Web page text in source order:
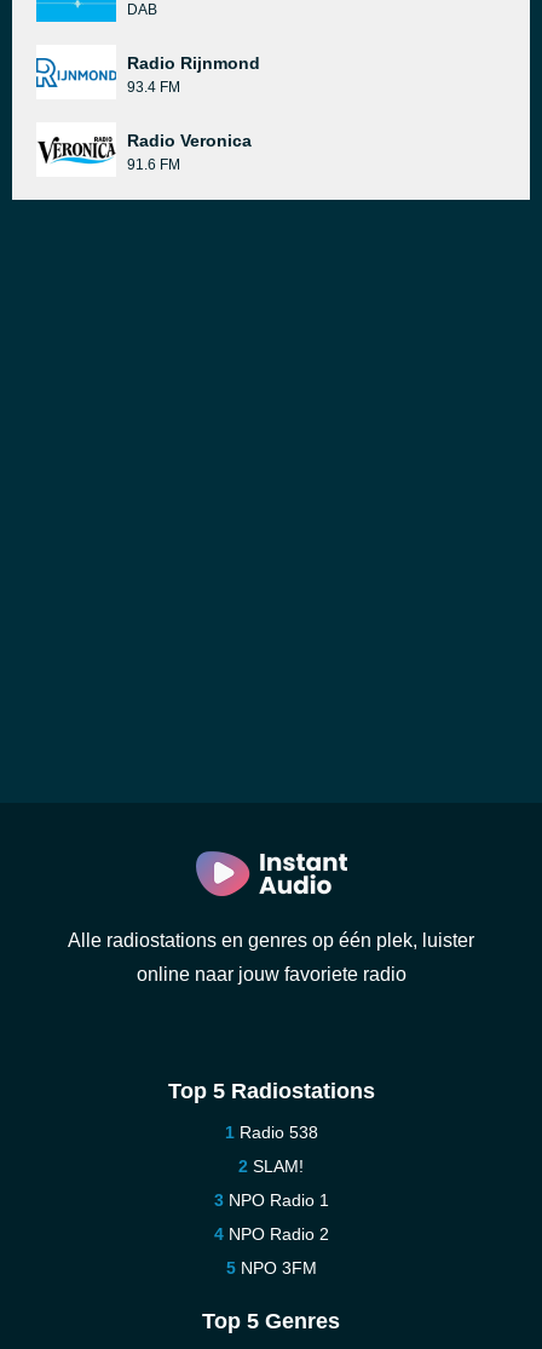
DAB
Radio Rijnmond
93.4 FM
Radio Veronica
91.6 FM
Alle radiostations en genres op één plek, luister
online naar jouw favoriete radio
Top 5 Radiostations
Radio 538
SLAM!
NPO Radio 1
NPO Radio 2
NPO 3FM
Top 5 Genres